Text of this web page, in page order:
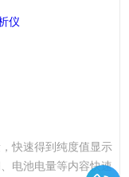
快速得到纯度值显示
电池电量等内容快速